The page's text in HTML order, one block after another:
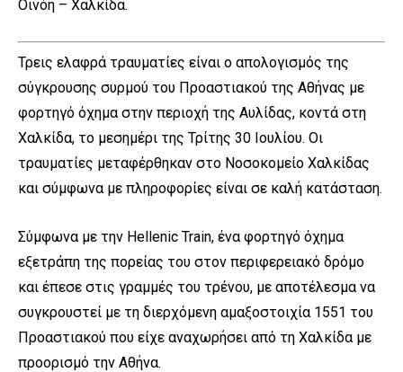
Οινόη – Χαλκίδα.
Τρεις ελαφρά τραυματίες είναι ο απολογισμός της
σύγκρουσης συρμού του Προαστιακού της Αθήνας με
φορτηγό όχημα στην περιοχή της Αυλίδας, κοντά στη
Χαλκίδα, το μεσημέρι της Τρίτης 30 Ιουλίου. Οι
τραυματίες μεταφέρθηκαν στο Νοσοκομείο Χαλκίδας
και σύμφωνα με πληροφορίες είναι σε καλή κατάσταση.
Σύμφωνα με την Hellenic Train, ένα φορτηγό όχημα
εξετράπη της πορείας του στον περιφερειακό δρόμο
και έπεσε στις γραμμές του τρένου, με αποτέλεσμα να
συγκρουστεί με τη διερχόμενη αμαξοστοιχία 1551 του
Προαστιακού που είχε αναχωρήσει από τη Χαλκίδα με
προορισμό την Αθήνα.